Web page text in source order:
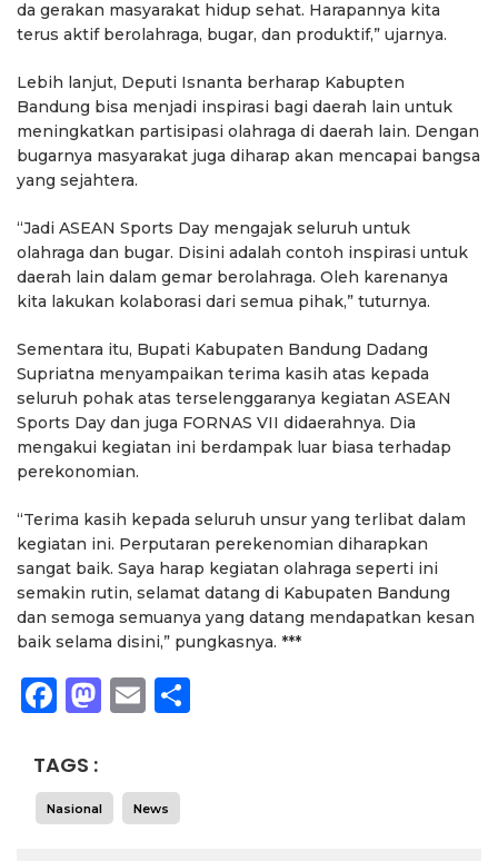
da gerakan masyarakat hidup sehat. Harapannya kita
terus aktif berolahraga, bugar, dan produktif,” ujarnya.
Lebih lanjut, Deputi Isnanta berharap Kabupten
Bandung bisa menjadi inspirasi bagi daerah lain untuk
meningkatkan partisipasi olahraga di daerah lain. Dengan
bugarnya masyarakat juga diharap akan mencapai bangsa
yang sejahtera.
“Jadi ASEAN Sports Day mengajak seluruh untuk
olahraga dan bugar. Disini adalah contoh inspirasi untuk
daerah lain dalam gemar berolahraga. Oleh karenanya
kita lakukan kolaborasi dari semua pihak,” tuturnya.
Sementara itu, Bupati Kabupaten Bandung Dadang
Supriatna menyampaikan terima kasih atas kepada
seluruh pohak atas terselenggaranya kegiatan ASEAN
Sports Day dan juga FORNAS VII didaerahnya. Dia
mengakui kegiatan ini berdampak luar biasa terhadap
perekonomian.
“Terima kasih kepada seluruh unsur yang terlibat dalam
kegiatan ini. Perputaran perekenomian diharapkan
sangat baik. Saya harap kegiatan olahraga seperti ini
semakin rutin, selamat datang di Kabupaten Bandung
dan semoga semuanya yang datang mendapatkan kesan
baik selama disini,” pungkasnya. ***
Facebook
Mastodon
Email
TAGS :
Nasional News